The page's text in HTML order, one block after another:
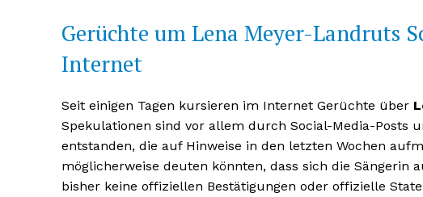
Gerüchte um Lena Meyer-Landruts
Internet
Seit einigen Tagen kursieren im Internet Gerüchte über
Spekulationen sind vor allem durch Social-Media-Posts
entstanden, die auf Hinweise in den letzten Wochen
möglicherweise deuten könnten, dass sich die Sängerin
bisher keine offiziellen Bestätigungen oder offizielle